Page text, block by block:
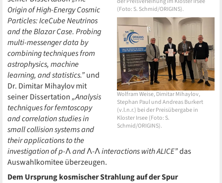
(Foto: S. Schmid/ORIGINS).
Wolfram Weise, Dimitar Mihaylov,
Stephan Paul und Andreas Burkert
(v.l.n.r.) bei der Preisübergabe in
Kloster Irsee (Foto: S.
Schmid/ORIGINS).
Origin of High-Energy Cosmic
Particles: IceCube Neutrinos
and the Blazar Case. Probing
multi-messenger data by
combining techniques from
astrophysics, machine
learning, and statistics.”und
Dr. Dimitar Mihaylov mit
seiner Dissertation„Analysis
techniques for femtoscopy
and correlation studies in
small collision systems and
their applications to the
investigation of p-ΛandΛ-Λinteractions with ALICE”das
Auswahlkomitee überzeugen.
Dem Ursprung kosmischer Strahlung auf der Spur